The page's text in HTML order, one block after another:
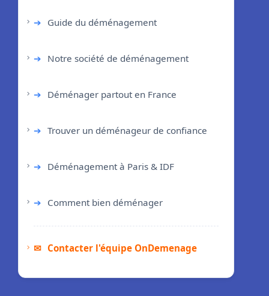
➔ Guide du déménagement
➔ Notre société de déménagement
➔ Déménager partout en France
➔ Trouver un déménageur de confiance
➔ Déménagement à Paris & IDF
➔ Comment bien déménager
✉ Contacter l'équipe OnDemenage